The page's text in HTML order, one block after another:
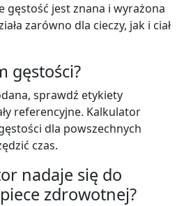
gęstość jest znana i wyrażona
zarówno dla cieczy, jak i ciał
gęstości?
sprawdź etykiety
referencyjne. Kalkulator
dla powszechnych
czas.
nadaje się do
zdrowotnej?